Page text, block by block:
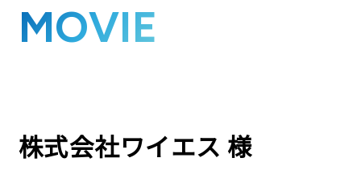
サービス一覧
実績詳細
お客様の声
MOVIE
株式会社ワイエス 様